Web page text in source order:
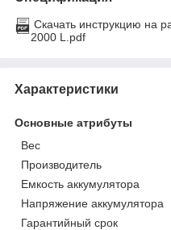
Скачать инструкцию на
2000 L.pdf
Характеристики
Основные атрибуты
Вес
Производитель
Емкость аккумулятора
Напряжение аккумулятора
Гарантийный срок